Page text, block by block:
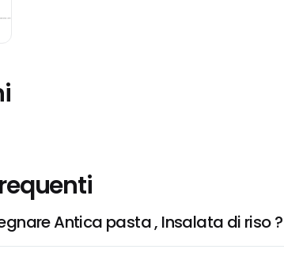
Antica pasta , Insalata di riso ?